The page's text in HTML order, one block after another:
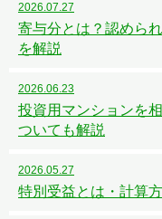
2026.07.27
寄与分とは？認めら
を解説
2026.06.23
投資用マンションを
ついても解説
2026.05.27
特別受益とは・計算